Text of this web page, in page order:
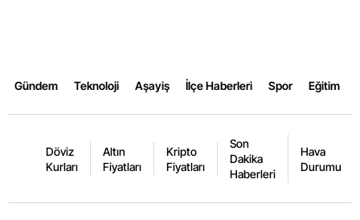
Gündem Teknoloji Aşayiş İlçe Haberleri Spor Eğitim
Döviz
Kurları
Altın
Fiyatları
Kripto
Fiyatları
Son
Dakika
Haberleri
Hava
Durumu